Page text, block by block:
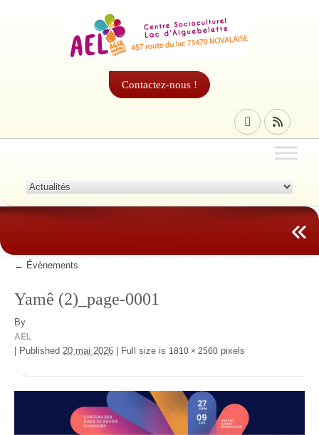
Contactez-nous !
← Évènements
Yamê (2)_page-0001
By
AEL
Published 20 mai 2026 Full size is 1810 × 2560 pixels